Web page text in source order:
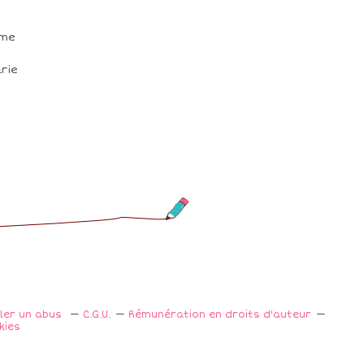
un abus C.G.U.
Rémunération en droits d'auteur